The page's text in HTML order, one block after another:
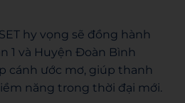
hy vọng sẽ đồng hành
1 và Huyện Đoàn Bình
cánh ước mơ, giúp thanh
năng trong thời đại mới.